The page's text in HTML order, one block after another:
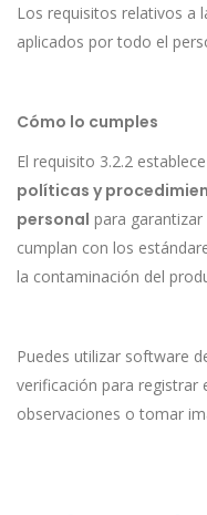
Los requisitos relativos a
aplicados por todo el
Cómo lo cumples
El requisito 3.2.2
políticas y
personal para
cumplan con los
la contaminación del
Puedes utilizar software
verificación para registrar
observaciones o tomar